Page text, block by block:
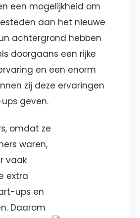
een mogelijkheid om
aan het nieuwe
achtergrond hebben
doorgaans een rijke
en een enorm
zij deze ervaringen
geven.
omdat ze
waren,
vaak
extra
ups en
Daarom